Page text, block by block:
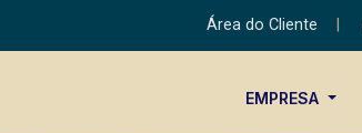
Área do Cliente
EMPRESA